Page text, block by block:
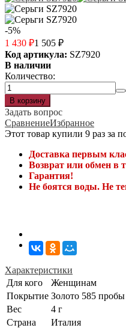
-5%
1 430 ₽1 505 ₽
Код артикула: SZ7920
В наличии
Количество:
Задать вопрос
СравнениеИзбранное
Этот товар купили 9 раз за
Доставка первым
Возврат или обмен в
Гарантия!
Не боятся воды. Не
Характеристики
Для кого
Женщинам
Покрытие Золото 585 пробы
Вес
4 г
Страна
Италия